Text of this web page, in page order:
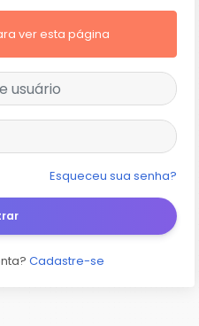
ver esta página
Esqueceu sua senha?
Cadastre-se